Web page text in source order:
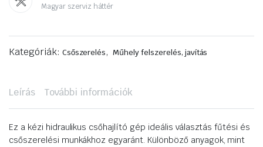
Magyar szerviz háttér
Kategóriák: Csőszerelés, Műhely felszerelés, javítás
Leírás További információk
Ez a kézi hidraulikus csőhajlító gép ideális választás fűtési és
csőszerelési munkákhoz egyaránt. Különböző anyagok, mint